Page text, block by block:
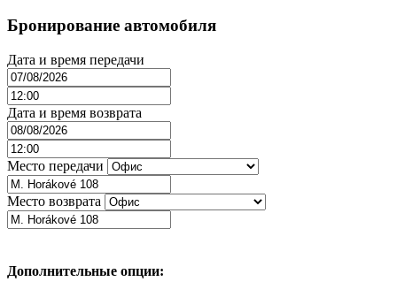
Бронирование автомобиля
Дата и время передачи
Дата и время возврата
Место передачи
Место возврата
Дополнительные опции: